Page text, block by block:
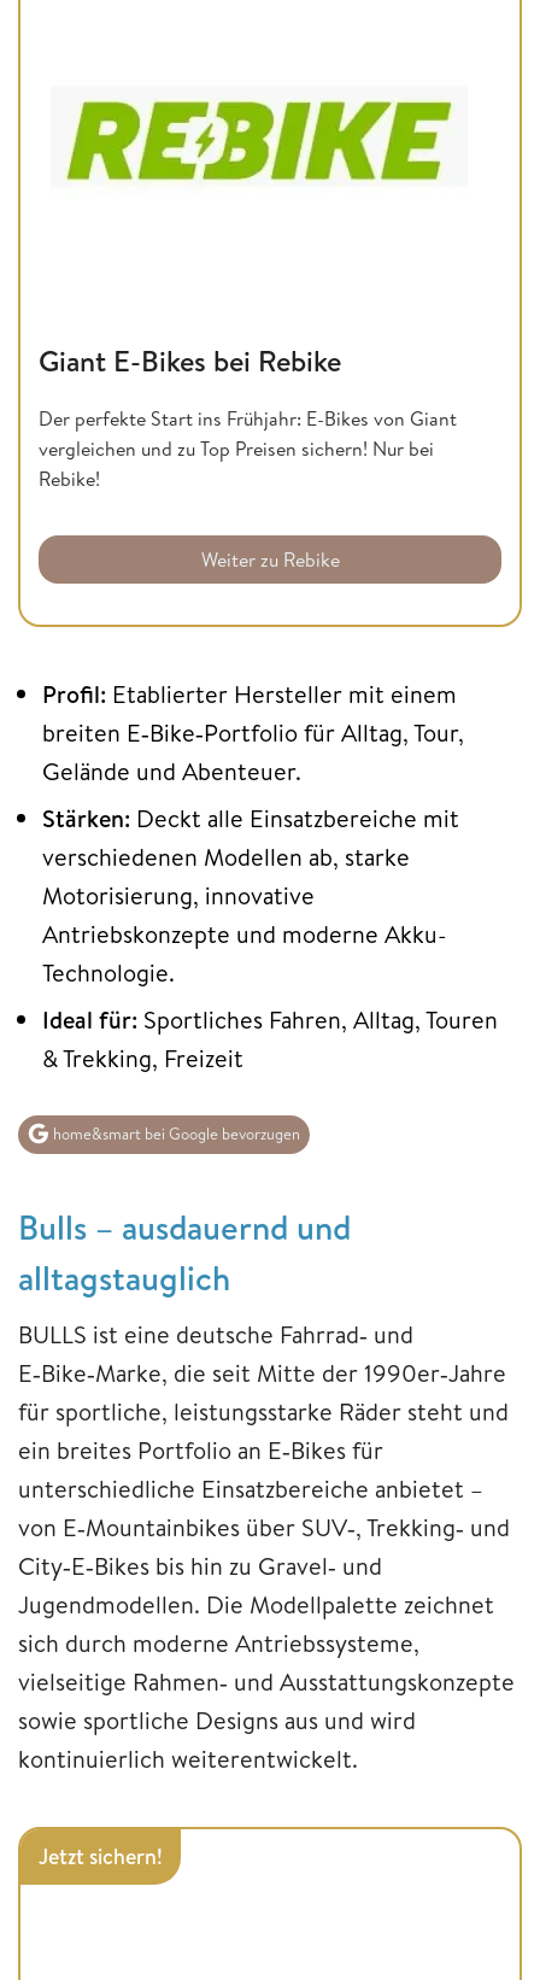
Giant E-Bikes bei Rebike
Der perfekte Start ins Frühjahr: E-Bikes von Giant
vergleichen und zu Top Preisen sichern! Nur bei
Rebike!
Weiter zu Rebike
Profil: Etablierter Hersteller mit einem
breiten E‑Bike‑Portfolio für Alltag, Tour,
Gelände und Abenteuer.
Stärken: Deckt alle Einsatzbereiche mit
verschiedenen Modellen ab, starke
Motorisierung, innovative
Antriebskonzepte und moderne Akku-
Technologie.
Ideal für: Sportliches Fahren, Alltag, Touren
& Trekking, Freizeit
home&smart bei Google bevorzugen
Bulls – ausdauernd und
alltagstauglich
BULLS ist eine deutsche Fahrrad‑ und
E‑Bike‑Marke, die seit Mitte der 1990er‑Jahre
für sportliche, leistungsstarke Räder steht und
ein breites Portfolio an E‑Bikes für
unterschiedliche Einsatzbereiche anbietet –
von E‑Mountainbikes über SUV‑, Trekking‑ und
City‑E‑Bikes bis hin zu Gravel‑ und
Jugendmodellen. Die Modellpalette zeichnet
sich durch moderne Antriebssysteme,
vielseitige Rahmen‑ und Ausstattungskonzepte
sowie sportliche Designs aus und wird
kontinuierlich weiterentwickelt.
Jetzt sichern!